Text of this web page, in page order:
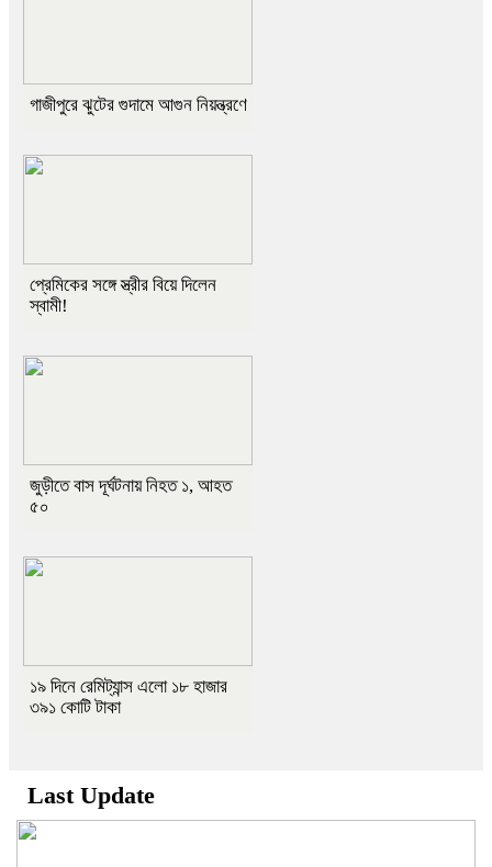
গাজীপুরে ঝুটের গুদামে আগুন নিয়ন্ত্রণে
প্রেমিকের সঙ্গে স্ত্রীর বিয়ে দিলেন
স্বামী!
জুড়ীতে বাস দূর্ঘটনায় নিহত ১, আহত
৫০
১৯ দিনে রেমিট্যান্স এলো ১৮ হাজার
৩৯১ কোটি টাকা
Last Update